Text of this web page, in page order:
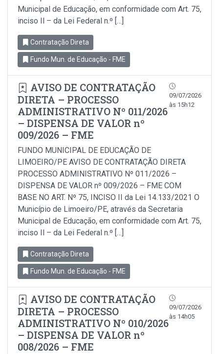
Municipal de Educação, em conformidade com Art. 75,
inciso Il – da Lei Federal n.º […]
Contratação Direta
Fundo Mun. de Educação - FME
AVISO DE CONTRATAÇÃO
DIRETA – PROCESSO
ADMINISTRATIVO Nº 011/2026
– DISPENSA DE VALOR nº
009/2026 – FME
09/07/2026
às 15h12
FUNDO MUNICIPAL DE EDUCAÇÃO DE
LIMOEIRO/PE AVISO DE CONTRATAÇÃO DIRETA
PROCESSO ADMINISTRATIVO Nº 011/2026 –
DISPENSA DE VALOR nº 009/2026 – FME COM
BASE NO ART. Nº 75, INCISO II da Lei 14.133/2021 O
Município de Limoeiro/PE, através da Secretaria
Municipal de Educação, em conformidade com Art. 75,
inciso Il – da Lei Federal n.º […]
Contratação Direta
Fundo Mun. de Educação - FME
AVISO DE CONTRATAÇÃO
DIRETA – PROCESSO
ADMINISTRATIVO Nº 010/2026
– DISPENSA DE VALOR nº
008/2026 – FME
09/07/2026
às 14h05